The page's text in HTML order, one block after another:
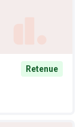
Retenue